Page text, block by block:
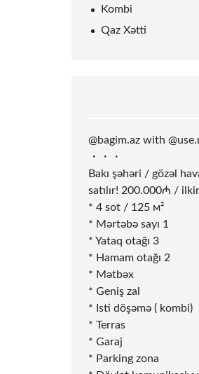
Kombi
Qaz Xətti
@bagim.az with
・・・
Bakı şəhəri / gözəl
satılır! 200.000₼ /
* 4 sot / 125 м²
* Mərtəbə sayı 1
* Yataq otağı 3
* Hamam otağı 2
* Mətbəx
* Geniş zal
* Isti döşəmə ( kombi)
* Terras
* Garaj
* Parking zona